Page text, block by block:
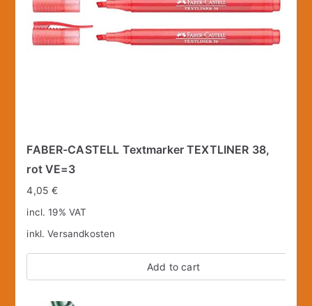
FABER-CASTELL Textmarker TEXTLINER 38,
rot VE=3
4,05€
incl. 19% VAT
inkl.Versandkosten
Add to cart